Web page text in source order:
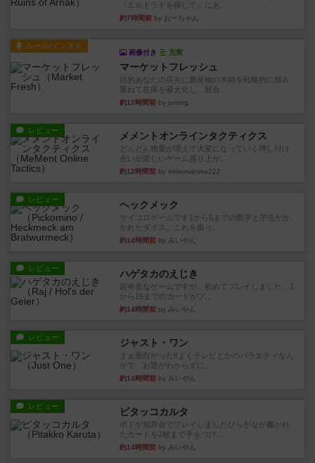
「エルドラドを探して」にあ...
約7時間前 by おーちゃん
ルール/インスト
画像付き 充実
マーケットフレッシュ
目的あなたの店先に農産物の木箱を戦略的に積み
重ねて在庫を最大化し、競合...
約12時間前 by jurong
レビュー メメントオンラインタクティクス
どんどん物量が増えて大変になっていく押し付け
合いが楽しいゲーム盛り上が...
約12時間前 by nekomanma222
レビュー ヘックメック
サイコロゲームです1から5までの数字と芋虫がか
かれたダイス。これを振っ...
約14時間前 by みいやん
レビュー ハゲタカのえじき
超有名なゲームですが、初めてプレイしました。1
から15までのカードがプ...
約14時間前 by みいやん
レビュー ジャスト・ワン
まぁ面白かった‼️よくテレビとかのバラエティなん
かで、お題がわからずに...
約14時間前 by みいやん
レビュー ピタッコカルタ
ボドゲ相席会でプレイしましたひらがなが書かれ
たカードを2枚まで手をつけ...
約14時間前 by みいやん